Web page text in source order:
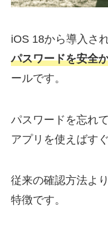
iOS 18から導入さ
パスワードを安全
ールです。
パスワードを忘れ
アプリを使えばす
従来の確認方法よ
特徴です。